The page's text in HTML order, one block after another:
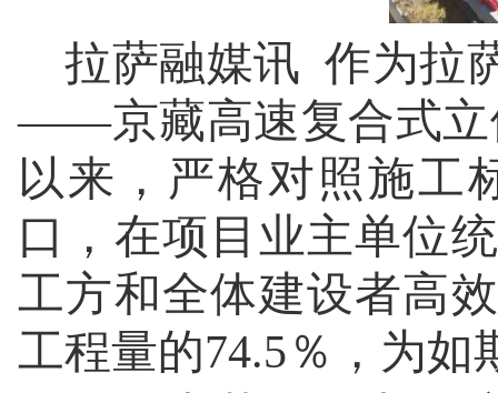
拉萨融媒讯 作为拉
——京藏高速复合式立
以来，严格对照施工
口，在项目业主单位
工方和全体建设者高
工程量的74.5％，为